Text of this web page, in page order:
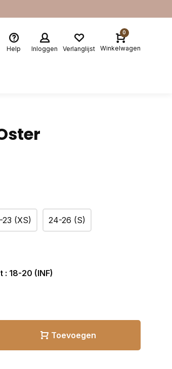
Help Inloggen Verlanglijst
0
Winkelwagen
23 (XS) 24-26 (S)
: 18-20 (INF)
Toevoegen